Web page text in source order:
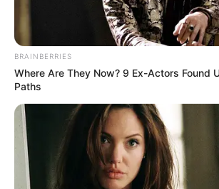
BRAINBERRIES
Where Are They Now? 9 Ex-Actors Found
Paths